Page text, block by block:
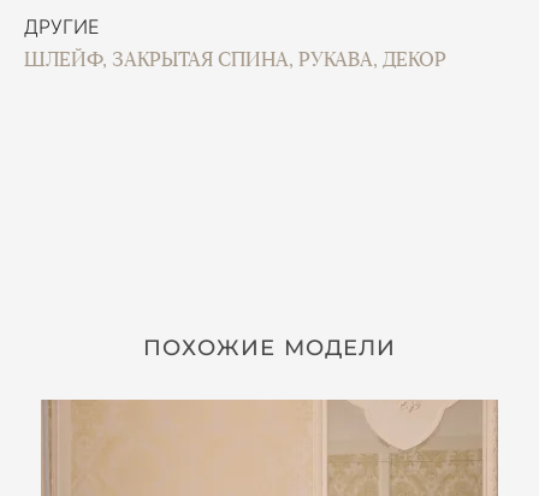
ДРУГИЕ
ШЛЕЙФ, ЗАКРЫТАЯ СПИНА, РУКАВА, ДЕКОР
ПОХОЖИЕ МОДЕЛИ